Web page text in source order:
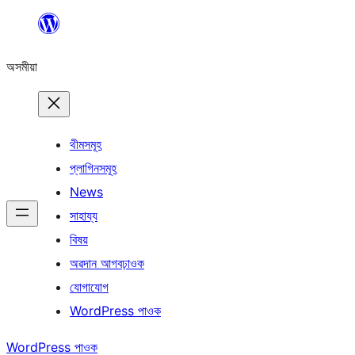
বিষয়বস্তুলৈ
অসমীয়া
থীমসমূহ
প্লাগিনসমূহ
News
সাহায্য
বিষয়
অৱদান আগবঢ়াওক
যোগাযোগ
WordPress পাওক
WordPress পাওক